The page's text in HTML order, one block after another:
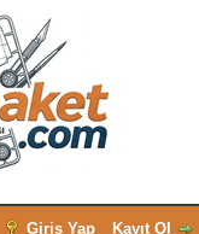
Giriş Yap Kayıt Ol